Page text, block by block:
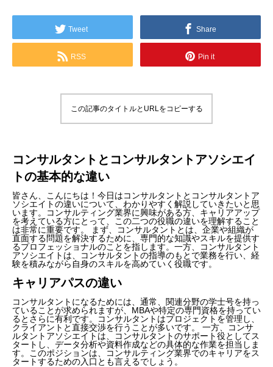
Tweet Share
RSS Pin it
この記事のタイトルとURLをコピーする
コンサルタントとコンサルタントアソシエイ
トの基本的な違い
皆さん、こんにちは！今日はコンサルタントとコンサルタントア
ソシエイトの違いについて、わかりやすく解説していきたいと思
います。コンサルティング業界に興味がある方、キャリアアップ
を考えている方にとって、この二つの役職の違いを理解すること
は非常に重要です。 まず、コンサルタントとは、企業や組織が
直面する問題を解決するために、専門的な知識やスキルを提供す
るプロフェッショナルのことを指します。一方、コンサルタント
アソシエイトは、コンサルタントの指導のもとで業務を行い、経
験を積みながら自身のスキルを高めていく役職です。
キャリアパスの違い
コンサルタントになるためには、通常、関連分野の学士号を持っ
ていることが求められますが、MBAや特定の専門資格を持ってい
るとさらに有利です。コンサルタントはプロジェクトを管理し、
クライアントと直接交渉を行うことが多いです。 一方、コンサ
ルタントアソシエイトは、コンサルタントのサポート役としてス
タートし、データ分析や資料作成などの具体的な作業を担当しま
す。このポジションは、コンサルティング業界でのキャリアをス
タートするための入口とも言えるでしょう。